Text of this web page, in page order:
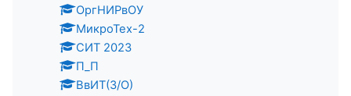
ОргНИРвОУ
МикроТех-2
СИТ 2023
П_П
ВвИТ(З/О)